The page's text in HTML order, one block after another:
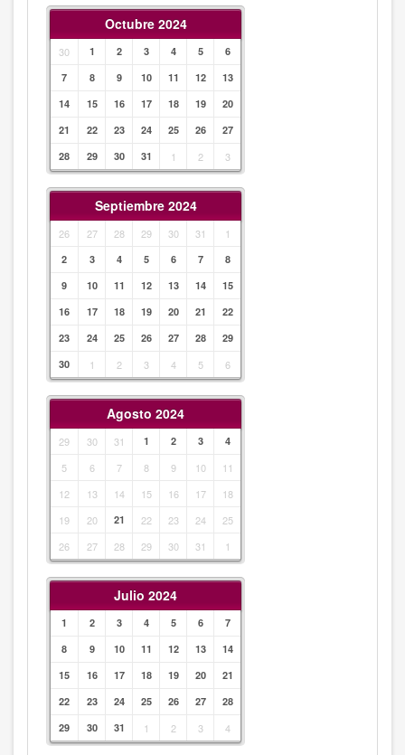
Octubre 2024
30 1 2 3 4 5
6
7
8 9 10 11 12
13
14
15 16 17 18 19
20
21
22 23 24 25 26
27
28
29 30 31 1 2 3
Septiembre 2024
26 27 28 29 30 31 1
2 3 4 5 6 7
8
9
10 11 12 13 14
15
16
17 18 19 20 21
22
23
24 25 26 27 28
29
30
1 2 3 4 5 6
Agosto 2024
29 30 31 1 2 3 4
5 6 7 8 9 10
11
12
13 14 15 16 17
18
19
20 21 22 23 24
25
26
27 28 29 30 31 1
Julio 2024
1 2 3 4 5 6
7
8
9 10 11 12 13
14
15
16 17 18 19 20
21
22
23 24 25 26 27
28
29
30 31 1 2 3 4